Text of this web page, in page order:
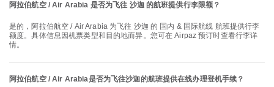
阿拉伯航空 / Air Arabia 是否为飞往 沙迦 的航班提供行李限额？
是的，阿拉伯航空 / Air Arabia 为飞往 沙迦 的 国内 & 国际航线 航班提供行李
额度。具体信息因机票类型和目的地而异。您可在 Airpaz 预订时查看行李详
情。
阿拉伯航空 / Air Arabia是否为飞往沙迦的航班提供在线办理登机手续？